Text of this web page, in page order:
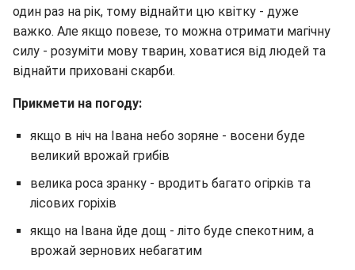
один раз на рік, тому віднайти цю квітку - дуже
важко. Але якщо повезе, то можна отримати магічну
силу - розуміти мову тварин, ховатися від людей та
віднайти приховані скарби.
Прикмети на погоду:
якщо в ніч на Івана небо зоряне - восени буде
великий врожай грибів
велика роса зранку - вродить багато огірків та
лісових горіхів
якщо на Івана йде дощ - літо буде спекотним, а
врожай зернових небагатим